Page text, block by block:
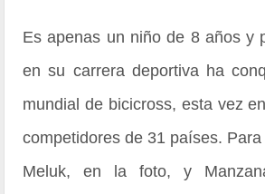
Es apenas un niño de 8 años y
en su carrera deportiva ha
mundial de bicicross, esta vez
competidores de 31 países.
Meluk, en la foto, y